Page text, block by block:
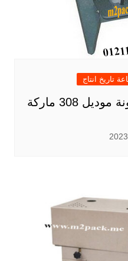
تاريخ انتاج
ماكينة لحام كيس مكرونة موديل 308 ماركة